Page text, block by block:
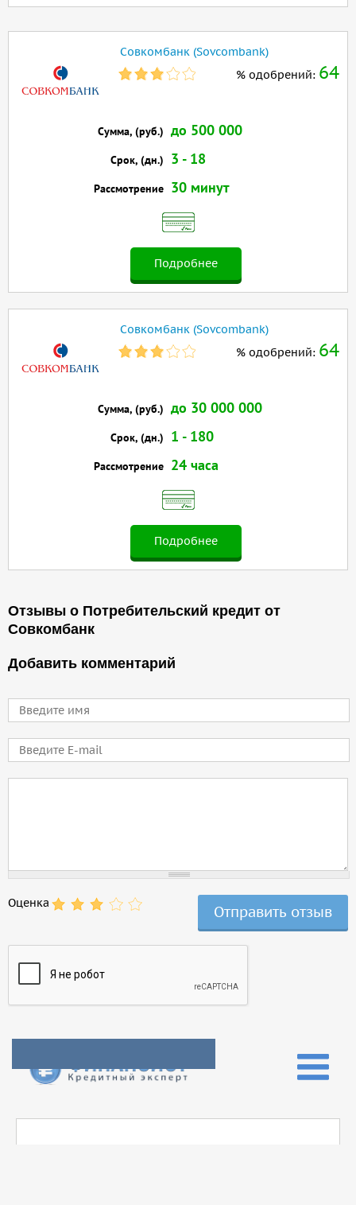
Совкомбанк (Sovcombank)
% одобрений: 64
Подробнее
Сумма, (руб.) до 500 000
Срок, (дн.) 3 - 18
Рассмотрение 30 минут
Совкомбанк (Sovcombank)
% одобрений: 64
Подробнее
Сумма, (руб.) до 30 000 000
Срок, (дн.) 1 - 180
Рассмотрение 24 часа
Отзывы о Потребительский кредит от
Совкомбанк
Добавить комментарий
Имя
E-mail
Оценка